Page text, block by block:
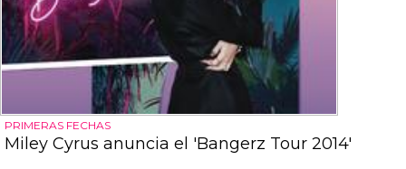
PRIMERAS FECHAS
Miley Cyrus anuncia el 'Bangerz Tour 2014'